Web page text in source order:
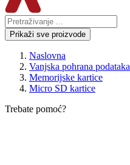
Prikaži sve proizvode
Naslovna
Vanjska pohrana podataka
Memorijske kartice
Micro SD kartice
Trebate pomoć?